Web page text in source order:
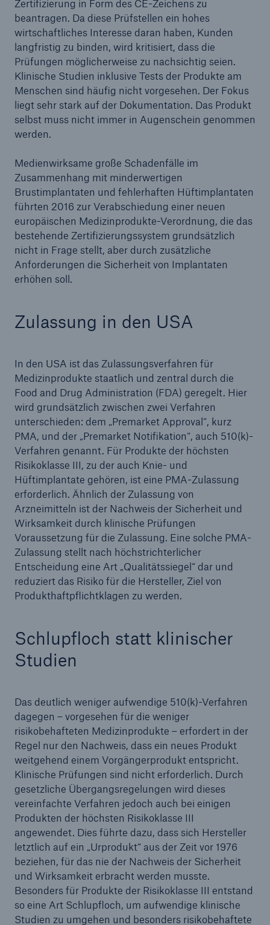
Zertifizierung in Form des CE-Zeichens zu
beantragen. Da diese Prüfstellen ein hohes
wirtschaftliches Interesse daran haben, Kunden
langfristig zu binden, wird kritisiert, dass die
Prüfungen möglicherweise zu nachsichtig seien.
Klinische Studien inklusive Tests der Produkte am
Menschen sind häufig nicht vorgesehen. Der Fokus
liegt sehr stark auf der Dokumentation. Das Produkt
selbst muss nicht immer in Augenschein genommen
werden.
Medienwirksame große Schadenfälle im
Zusammenhang mit minderwertigen
Brustimplantaten und fehlerhaften Hüftimplantaten
führten 2016 zur Verabschiedung einer neuen
europäischen Medizinprodukte-Verordnung, die das
bestehende Zertifizierungssystem grundsätzlich
nicht in Frage stellt, aber durch zusätzliche
Anforderungen die Sicherheit von Implantaten
erhöhen soll.
Zulassung in den USA
In den USA ist das Zulassungsverfahren für
Medizinprodukte staatlich und zentral durch die
Food and Drug Administration (FDA) geregelt. Hier
wird grundsätzlich zwischen zwei Verfahren
unterschieden: dem „Premarket Approval“, kurz
PMA, und der „Premarket Notifikation“, auch 510(k)-
Verfahren genannt. Für Produkte der höchsten
Risikoklasse III, zu der auch Knie- und
Hüftimplantate gehören, ist eine PMA-Zulassung
erforderlich. Ähnlich der Zulassung von
Arzneimitteln ist der Nachweis der Sicherheit und
Wirksamkeit durch klinische Prüfungen
Voraussetzung für die Zulassung. Eine solche PMA-
Zulassung stellt nach höchstrichterlicher
Entscheidung eine Art „Qualitätssiegel“ dar und
reduziert das Risiko für die Hersteller, Ziel von
Produkthaftpflichtklagen zu werden.
Schlupfloch statt klinischer
Studien
Das deutlich weniger aufwendige 510(k)-Verfahren
dagegen – vorgesehen für die weniger
risikobehafteten Medizinprodukte – erfordert in der
Regel nur den Nachweis, dass ein neues Produkt
weitgehend einem Vorgängerprodukt entspricht.
Klinische Prüfungen sind nicht erforderlich. Durch
gesetzliche Übergangsregelungen wird dieses
vereinfachte Verfahren jedoch auch bei einigen
Produkten der höchsten Risikoklasse III
angewendet. Dies führte dazu, dass sich Hersteller
letztlich auf ein „Urprodukt“ aus der Zeit vor 1976
beziehen, für das nie der Nachweis der Sicherheit
und Wirksamkeit erbracht werden musste.
Besonders für Produkte der Risikoklasse III entstand
so eine Art Schlupfloch, um aufwendige klinische
Studien zu umgehen und besonders risikobehaftete
Risiken
Lösungen
Insights
Unternehmen
Karriere